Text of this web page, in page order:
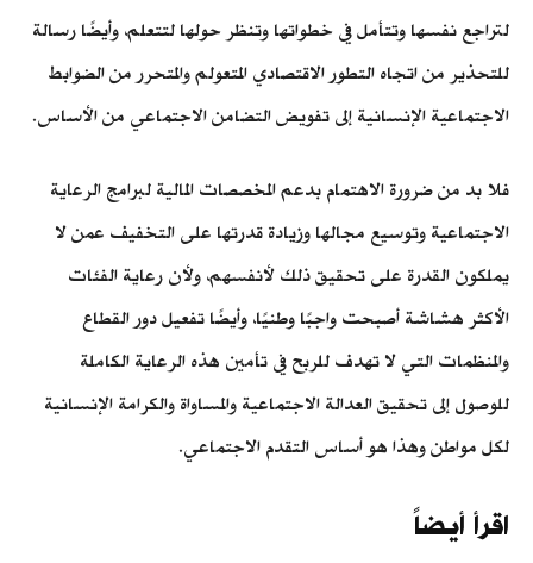
لتراجع نفسها وتتأمل في خطواتها وتنظر حولها لتتعلم، وأيضًا رسالة
للتحذير من اتجاه التطور الاقتصادي المتعولم والمتحرر من الضوابط
الاجتماعية الإنسانية إلى تفويض التضامن الاجتماعي من الأساس.
فلا بد من ضرورة الاهتمام بدعم المخصصات المالية لبرامج الرعاية
الاجتماعية وتوسيع مجالها وزيادة قدرتها على التخفيف عمن لا
يملكون القدرة على تحقيق ذلك لأنفسهم، ولأن رعاية الفئات
الأكثر هشاشة أصبحت واجبًا وطنيًا، وأيضًا تفعيل دور القطاع
والمنظمات التي لا تهدف للربح في تأمين هذه الرعاية الكاملة
للوصول إلى تحقيق العدالة الاجتماعية والمساواة والكرامة الإنسانية
لكل مواطن وهذا هو أساس التقدم الاجتماعي.
اقرأ أيضاً